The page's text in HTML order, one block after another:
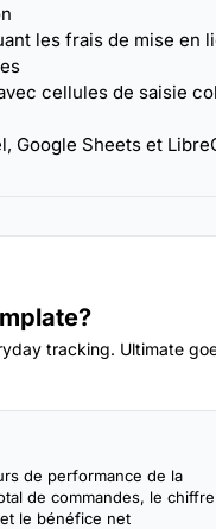
les frais de mise en
cellules de saisie
Google Sheets et
tracking. Ultimate
de performance de la
de commandes, le chiffre
le bénéfice net